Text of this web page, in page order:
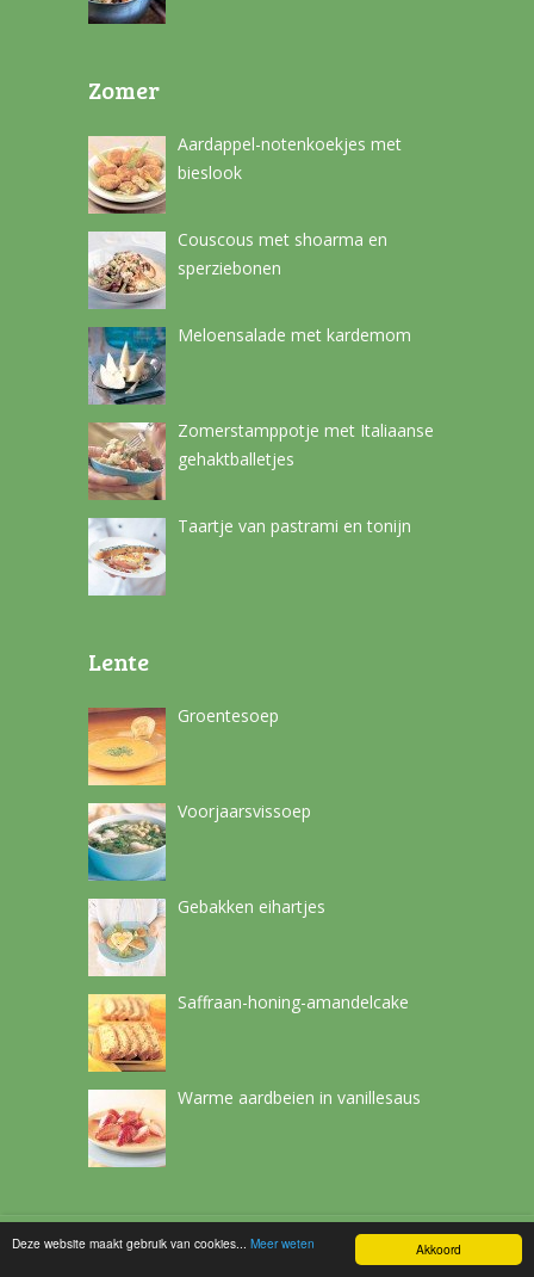
Akkoord
Deze website maakt gebruik van cookies... Meer weten
Zomer
Aardappel-notenkoekjes met
bieslook
Couscous met shoarma en
sperziebonen
Meloensalade met kardemom
Zomerstamppotje met Italiaanse
gehaktballetjes
Taartje van pastrami en tonijn
Lente
Groentesoep
Voorjaarsvissoep
Gebakken eihartjes
Saffraan-honing-amandelcake
Warme aardbeien in vanillesaus
NetchefCopyright © 2026.